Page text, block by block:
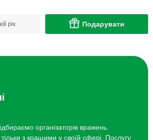
рік Подарувати
організаторів вражень.
з кращими у своїй сфері. Послугу